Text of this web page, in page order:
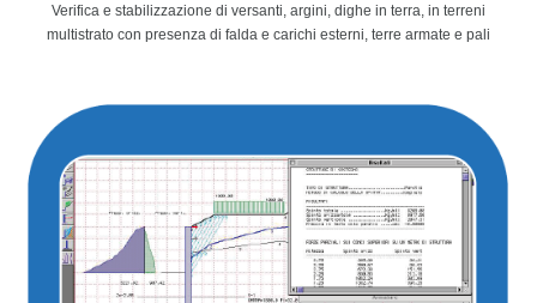
Verifica e stabilizzazione di versanti, argini, dighe in terra, in terreni
multistrato con presenza di falda e carichi esterni, terre armate e pali